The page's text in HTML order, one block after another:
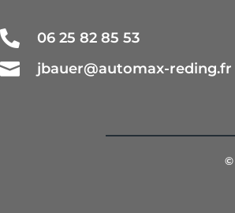
 06 25 82 85 53
 jbauer@automax-reding.fr
©